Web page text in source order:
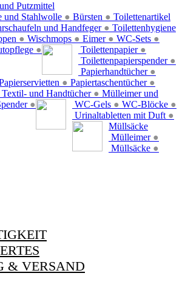
Putzmittel
und Stahlwolle ● Bürsten ●
und Handfeger ●
● Wischmops ● Eimer ● WC-Sets ●
●
Toilettenartikel
Toilettenpapier ●
Toilettenpapierspender ●
Papierhandtücher ●
● Papiertaschentücher ●
Textil- und Handtücher ●
●
Toilettenhygiene
WC-Gels ● WC-Blöcke ●
Urinaltabletten mit Duft ●
Mülleimer und
Müllsäcke
Mülleimer ●
Müllsäcke ●
& VERSAND